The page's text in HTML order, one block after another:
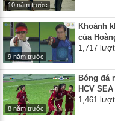
10 năm trước
9 năm trước
Khoảnh
của
1,717
8 năm trước
Bóng đá
HCV
1,461